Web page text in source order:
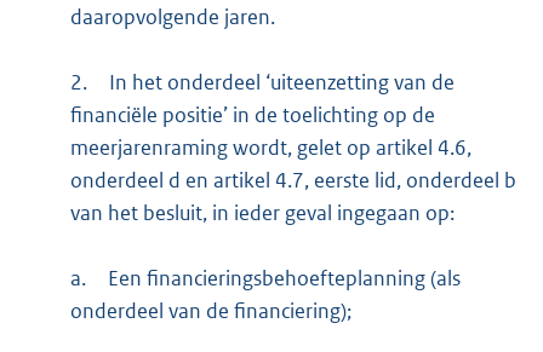
daaropvolgende jaren.
2.
In het onderdeel ‘uiteenzetting van de
financiële positie’ in de toelichting op de
meerjarenraming wordt, gelet op artikel 4.6,
onderdeel d en artikel 4.7, eerste lid, onderdeel b
van het besluit, in ieder geval ingegaan op:
a.
Een financieringsbehoefteplanning (als
onderdeel van de financiering);